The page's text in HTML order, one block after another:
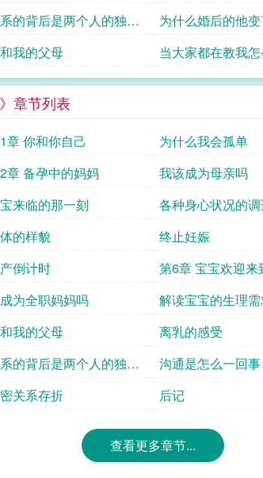
的背后是两个人的独特
为什么婚后的他变
我的父母 当大家都在教我
章节列表
章 你和你自己 为什么我会孤单
章 备孕中的妈妈 我该成为母亲吗
来临的那一刻 各种身心状况的
的样貌 终止妊娠
倒计时
第6章 宝宝欢迎来
界给妈妈元年的你
为全职妈妈吗 解读宝宝的生理
我的父母 离乳的感受
的背后是两个人的独特
沟通是怎么一回事
关系存折 后记
查看更多章节...